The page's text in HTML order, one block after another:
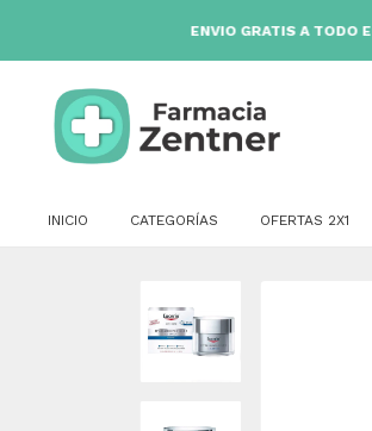
ENVIO GRATIS A TODO EL PAÍS
INICIO CATEGORÍAS OFERTAS 2X1